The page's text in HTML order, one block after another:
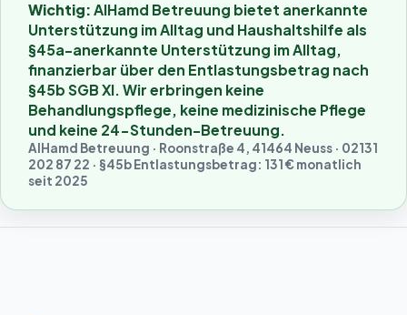
Wichtig: AlHamd Betreuung bietet anerkannte
Unterstützung im Alltag und Haushaltshilfe als
§45a-anerkannte Unterstützung im Alltag,
finanzierbar über den Entlastungsbetrag nach
§45b SGB XI. Wir erbringen keine
Behandlungspflege, keine medizinische Pflege
und keine 24-Stunden-Betreuung.
AlHamd Betreuung · Roonstraße 4, 41464 Neuss· 02131
202 87 22 · §45b Entlastungsbetrag: 131 € monatlich
seit 2025